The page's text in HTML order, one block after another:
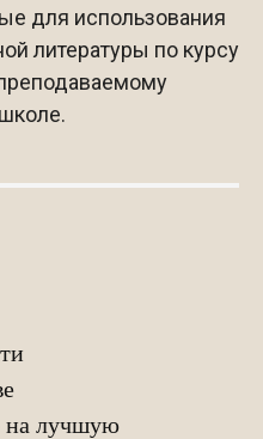
для использования
литературы по курсу
на лучшую